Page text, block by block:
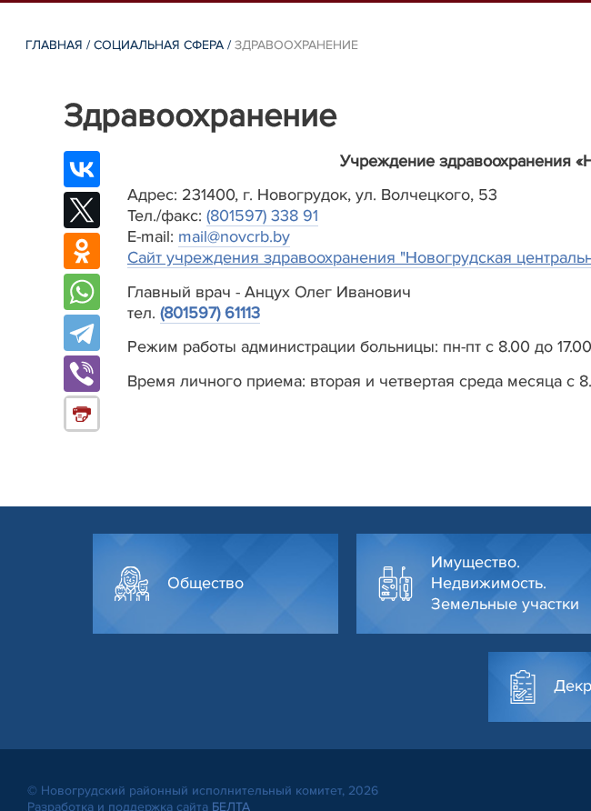
ГЛАВНАЯ /СОЦИАЛЬНАЯ СФЕРА /ЗДРАВООХРАНЕНИЕ
Здравоохранение
Учреждение здравоохранения
Адрес: 231400, г. Новогрудок, ул. Волчецкого, 53
Тел./факс: (801597) 338 91
E-mail: mail@novcrb.by
Сайт учреждения здравоохранения "Новогрудская
Главный врач - Анцух Олег Иванович
тел. (801597) 61113
Режим работы администрации больницы: пн-пт с 8.00 до
Время личного приема: вторая и четвертая среда месяца с
Общество
Имущество.
Недвижимость.
Земельные участки
© Новогрудский районный исполнительный комитет, 2026
Разработка и поддержка сайта БЕЛТА